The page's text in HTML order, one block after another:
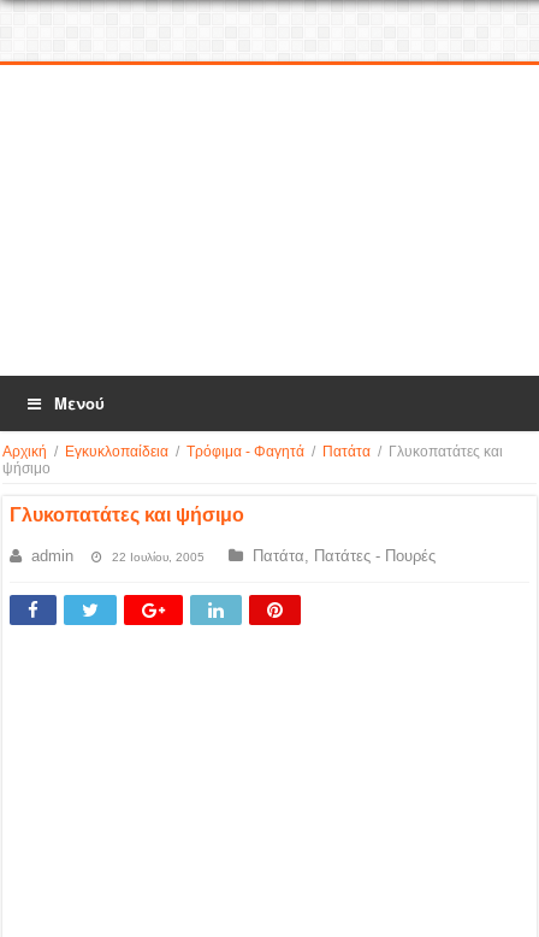
Μενού
Αρχική / Εγκυκλοπαίδεια / Τρόφιμα - Φαγητά / Πατάτα / Γλυκοπατάτες και
ψήσιμο
Γλυκοπατάτες και ψήσιμο
admin 22 Ιουλίου, 2005 Πατάτα, Πατάτες - Πουρές